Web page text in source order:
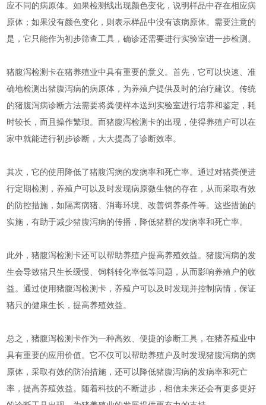
应不同的病原体。如果检测线出现颜色变化，说明样品中存在相应病
原体；如果没有颜色变化，则表示样品中没有该病原体。需要注意的
是，它只能作为初步筛查工具，确诊还需要进行实验室进一步检测。
猪腹泻检测卡在猪养殖业中具有重要的意义。首先，它可以快速、准
确地检测出猪腹泻病的病原体，为养殖户提供及时的治疗建议。传统
的猪腹泻病诊断方法需要将粪便样本送到实验室进行培养和鉴定，耗
时较长，而且操作繁琐。而猪腹泻检测卡的出现，使得养殖户可以在
家中就能进行初步诊断，大大提高了诊断效率。
其次，它的使用降低了猪腹泻病的发病率和死亡率。通过对猪粪便进
行定期检测，养殖户可以及时发现病原微生物的存在，从而采取有效
的防控措施，如隔离病猪、消毒环境、改善饲养条件等。这些措施的
实施，有助于减少猪腹泻病的传播，降低猪群的发病率和死亡率。
此外，猪腹泻检测卡还可以帮助养殖户提高养殖效益。猪腹泻病的发
生会导致猪只生长缓慢、饲料转化率低等问题，从而影响养殖户的收
益。通过使用猪腹泻检测卡，养殖户可以及时发现并控制病情，保证
猪只的健康生长，提高养殖效益。
总之，猪腹泻检测卡作为一种高效、便捷的诊断工具，在猪养殖业中
具有重要的应用价值。它不仅可以帮助养殖户及时发现猪腹泻病的病
原体，采取有效的防治措施，还可以降低猪腹泻病的发病率和死亡
率，提高养殖效益。随着科技的不断进步，相信未来还会有更多更好